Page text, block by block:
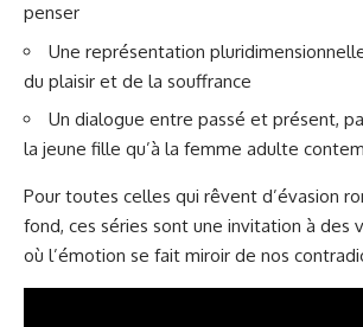
penser
Une représentation
du plaisir et de la souffrance
Un dialogue entre passé et présent,
la jeune fille qu’à la femme adulte
Pour toutes celles qui rêvent d’évasion
fond, ces séries sont une invitation à des
où l’émotion se fait miroir de nos